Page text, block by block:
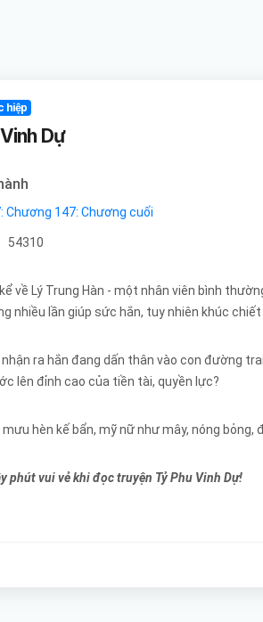
hiệp
Dự
Chương 147: Chương cuối
54310
về Lý Trung Hàn - một nhân viên bình
nhiều lần giúp sức hắn, tuy nhiên khúc
nhận ra hắn đang dấn thân vào con đường
lên đỉnh cao của tiền tài, quyền lực?
hèn kế bẩn, mỹ nữ như mây, nóng
phút vui vẻ khi đọc truyện Tỷ Phu Vinh Dự!